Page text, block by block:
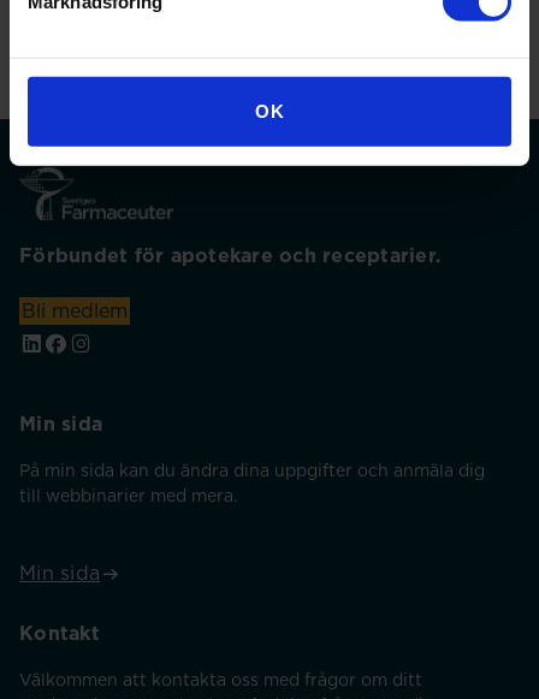
OK
Förbundet för apotekare och receptarier.
Bli medlem
Min sida
På min sida kan du ändra dina uppgifter och anmäla dig
till webbinarier med mera.
Min sida
Kontakt
Välkommen att kontakta oss med frågor om ditt